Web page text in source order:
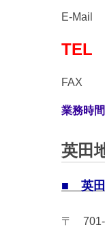
E-
TEL
FAX
業務時
英田
■ 英田
〒